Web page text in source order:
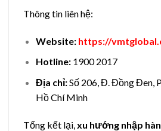
Thông tin liên hệ:
Website: https://
Hotline: 1900 2017
Địa chỉ:Số 206, Đ. Đồng Đen,
Hồ Chí Minh
Tổng kết lại, xu hướng nhập